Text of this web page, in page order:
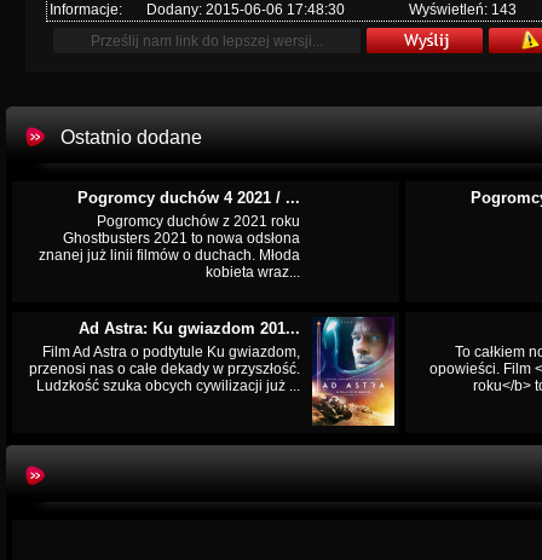
Informacje: Dodany: 2015-06-06 17:48:30 Wyświetleń: 143
Ostatnio dodane
Pogromcy duchów 4 2021 / ...
Pogromcy duchów z 2021 roku
Ghostbusters 2021 to nowa odsłona
znanej już linii filmów o duchach. Młoda
kobieta wraz...
Ad Astra: Ku gwiazdom 201...
Film Ad Astra o podtytule Ku gwiazdom,
przenosi nas o całe dekady w przyszłość.
Ludzkość szuka obcych cywilizacji już ...
To całkiem
opowieści. Film
roku</b>